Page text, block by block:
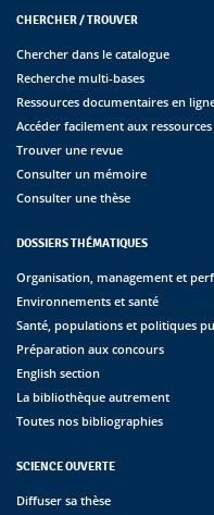
CHERCHER / TROUVER
Chercher dans le catalogue
Recherche multi-bases
Ressources documentaires en
Accéder facilement aux
Trouver une revue
Consulter un mémoire
Consulter une thèse
DOSSIERS THÉMATIQUES
Organisation, management et
Environnements et santé
Santé, populations et politiques
Préparation aux concours
English section
La bibliothèque autrement
Toutes nos bibliographies
SCIENCE OUVERTE
Diffuser sa thèse